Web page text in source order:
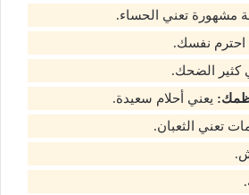
مشهورة تعني الحساء.
احترم نفسك.
كثير الضحك.
يعني أحلام سعيدة.
تعني الثعبان.